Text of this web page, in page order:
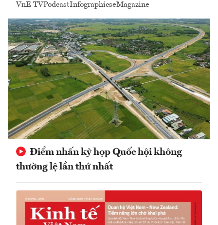
VnE TVPodcastInfographicseMagazine
Điểm nhấn kỳ họp Quốc hội không
thường lệ lần thứ nhất